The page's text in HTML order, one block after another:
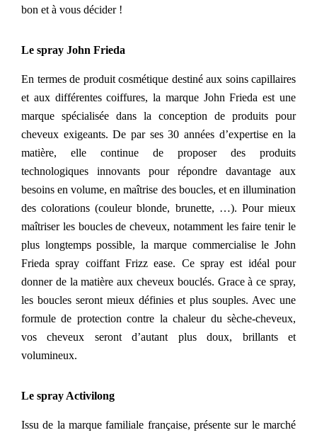
bon et à vous décider !
Le spray John Frieda
En termes de produit cosmétique destiné aux soins capillaires
et aux différentes coiffures, la marque John Frieda est une
marque spécialisée dans la conception de produits pour
cheveux exigeants. De par ses 30 années d’expertise en la
matière, elle continue de proposer des produits
technologiques innovants pour répondre davantage aux
besoins en volume, en maîtrise des boucles, et en illumination
des colorations (couleur blonde, brunette, …). Pour mieux
maîtriser les boucles de cheveux, notamment les faire tenir le
plus longtemps possible, la marque commercialise le John
Frieda spray coiffant Frizz ease. Ce spray est idéal pour
donner de la matière aux cheveux bouclés. Grace à ce spray,
les boucles seront mieux définies et plus souples. Avec une
formule de protection contre la chaleur du sèche-cheveux,
vos cheveux seront d’autant plus doux, brillants et
volumineux.
Le spray Activilong
Issu de la marque familiale française, présente sur le marché